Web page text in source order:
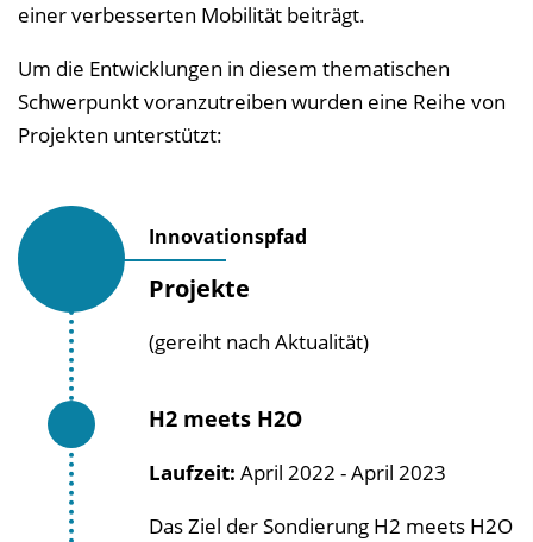
einer verbesserten Mobilität beiträgt.
Um die Entwicklungen in diesem thematischen
Schwerpunkt voranzutreiben wurden eine Reihe von
Projekten unterstützt:
Innovationspfad
Projekte
(gereiht nach Aktualität)
H2 meets H2O
Laufzeit: April 2022 - April 2023
Das Ziel der Sondierung H2 meets H2O